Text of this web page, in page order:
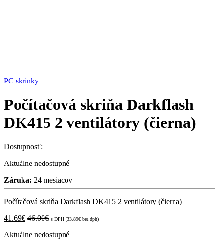
PC skrinky
Počítačová skriňa Darkflash
DK415 2 ventilátory (čierna)
Dostupnosť:
Aktuálne nedostupné
Záruka: 24 mesiacov
Počítačová skriňa Darkflash DK415 2 ventilátory (čierna)
41.69€ 46.00€ s DPH (33.89€ bez dph)
Aktuálne nedostupné